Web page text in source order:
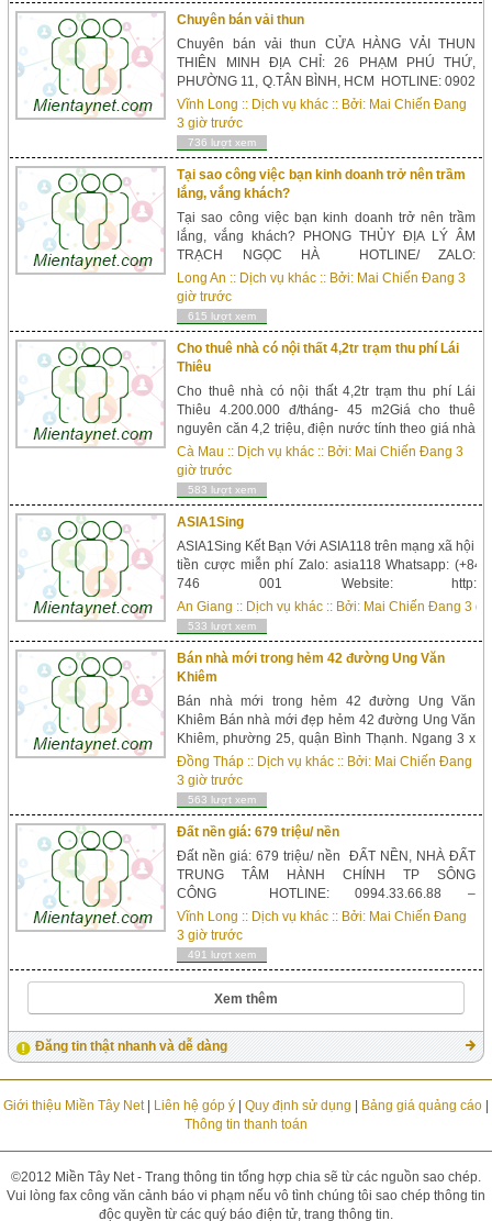
Chuyên bán vải thun
Chuyên bán vải thun CỬA HÀNG VẢI THUN
THIÊN MINH ĐỊA CHỈ: 26 PHẠM PHÚ THỨ,
PHƯỜNG 11, Q.TÂN BÌNH, HCM HOTLINE: 0902
754 784 – 0902 696 038 – 0932 624 784
WEBSITE: http://vaithunthienminh.com/ Vải Thun
Thiên Minh xin chân thành cảm ơn sự quan tâm
và tín nhiệm của Quí Khác...
Vĩnh Long :: Dịch vụ khác :: Bởi: Mai Chiến Đang
3 giờ trước
736 lượt xem
Tại sao công việc bạn kinh doanh trở nên trầm
lắng, vắng khách?
Tại sao công việc bạn kinh doanh trở nên trầm
lắng, vắng khách? PHONG THỦY ĐỊA LÝ ÂM
TRẠCH NGỌC HÀ HOTLINE/ ZALO:
0168.851.7727 ( Cô Giang ) ...
Long An :: Dịch vụ khác :: Bởi: Mai Chiến Đang 3
giờ trước
615 lượt xem
Cho thuê nhà có nội thất 4,2tr trạm thu phí Lái
Thiêu
Cho thuê nhà có nội thất 4,2tr trạm thu phí Lái
Thiêu 4.200.000 đ/tháng- 45 m2Giá cho thuê
nguyên căn 4,2 triệu, điện nước tính theo giá nhà
nước. Full đầy đủ nội thất :1 máy lạnh mới
Toshiba Inverter tiết kiệm điện1 máy khử mùi
bếp1 giường mới bằng gỗ sồi1 tủ phòng ngủ lớn
khổng lồ, chứa đủ đồ cho cả gia đìnhdàn tủ ...
Cà Mau :: Dịch vụ khác :: Bởi: Mai Chiến Đang 3
giờ trước
583 lượt xem
ASIA1Sing
ASIA1Sing Kết Bạn Với ASIA118 trên mạng xã hội
tiền cược miễn phí Zalo: asia118 Whatsapp:
746 001 Website: http://
Youtube: https://www.youtube.com/channel/
ASIA118 asia...
An Giang :: Dịch vụ khác :: Bởi: Mai Chiến Đang 3
533 lượt xem
Bán nhà mới trong hẻm 42 đường Ung Văn
Khiêm
Bán nhà mới trong hẻm 42 đường Ung Văn
Khiêm Bán nhà mới đẹp hẻm 42 đường Ung Văn
Khiêm, phường 25, quận Bình Thạnh. Ngang 3 x
6 m, diện tích sử dụng 48m2. Sổ hồng riêng công
nhận đủ. Không quy hoạch, không giải tỏa, không
lộ giới. Xem toàn bộ hình ảnh và thông tin chi tiết
tại: http://raovat.1com.vn/ban-nha-u...
Đồng Tháp :: Dịch vụ khác :: Bởi: Mai Chiến Đang
3 giờ trước
563 lượt xem
Đất nền giá: 679 triệu/ nền
Đất nền giá: 679 triệu/ nền ĐẤT NỀN, NHÀ ĐẤT
TRUNG TÂM HÀNH CHÍNH TP SÔNG
CÔNG HOTLINE: 0994.33.66.88 –
0994.55.66.88...
Vĩnh Long :: Dịch vụ khác :: Bởi: Mai Chiến Đang
3 giờ trước
491 lượt xem
Xem thêm
Đăng tin thật nhanh và dễ dàng
Giới thiệu Miền Tây Net| Liên hệ góp ý| Quy định sử dụng Bảng giá quảng cáo|
Thông tin thanh toán
©2012 Miền Tây Net - Trang thông tin tổng hợp chia sẽ từ các nguồn sao chép.
Vui lòng fax công văn cảnh báo vi phạm nếu vô tình chúng tôi sao chép thông tin
độc quyền từ các quý báo điện tử, trang thông tin.